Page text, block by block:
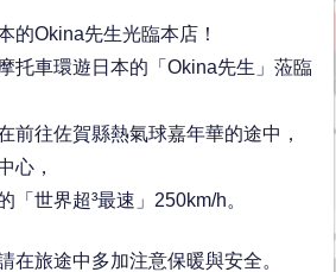
的Okina先生光臨本店！
托車環遊日本的「Okina先生」蒞臨
前往佐賀縣熱氣球嘉年華的途中，
心，
「世界超³最速」250km/h。
在旅途中多加注意保暖與安全。